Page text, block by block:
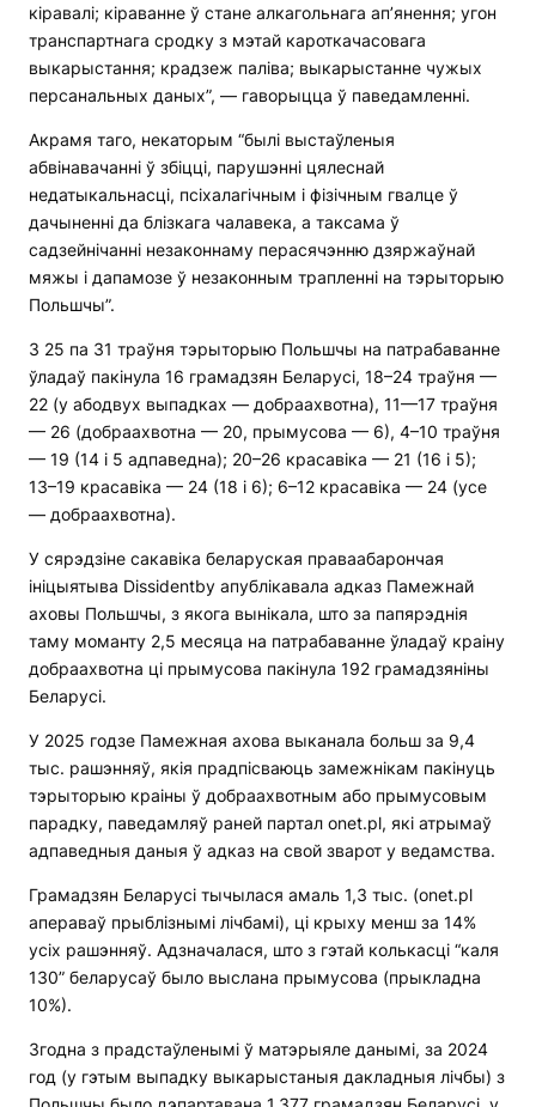
кіравалі; кіраванне ў стане алкагольнага ап’янення; угон
транспартнага сродку з мэтай кароткачасовага
выкарыстання; крадзеж паліва; выкарыстанне чужых
персанальных даных”, — гаворыцца ў паведамленні.
Акрамя таго, некаторым “былі выстаўленыя
абвінавачанні ў збіцці, парушэнні цялеснай
недатыкальнасці, псіхалагічным і фізічным гвалце ў
дачыненні да блізкага чалавека, а таксама ў
садзейнічанні незаконнаму перасячэнню дзяржаўнай
мяжы і дапамозе ў незаконным трапленні на тэрыторыю
Польшчы”.
З 25 па 31 траўня тэрыторыю Польшчы на патрабаванне
ўладаў пакінула 16 грамадзян Беларусі, 18–24 траўня —
22 (у абодвух выпадках — добраахвотна), 11—17 траўня
— 26 (добраахвотна — 20, прымусова — 6), 4–10 траўня
— 19 (14 і 5 адпаведна); 20–26 красавіка — 21 (16 і 5);
13–19 красавіка — 24 (18 і 6); 6–12 красавіка — 24 (усе
— добраахвотна).
У сярэдзіне сакавіка беларуская праваабарончая
ініцыятыва Dissidentby апублікавала адказ Памежнай
аховы Польшчы, з якога вынікала, што за папярэднія
таму моманту 2,5 месяца на патрабаванне ўладаў краіну
добраахвотна ці прымусова пакінула 192 грамадзяніны
Беларусі.
У 2025 годзе Памежная ахова выканала больш за 9,4
тыс. рашэнняў, якія прадпісваюць замежнікам пакінуць
тэрыторыю краіны ў добраахвотным або прымусовым
парадку, паведамляў раней партал onet.pl, які атрымаў
адпаведныя даныя ў адказ на свой зварот у ведамства.
Грамадзян Беларусі тычылася амаль 1,3 тыс. (onet.pl
апераваў прыблізнымі лічбамі), ці крыху менш за 14%
усіх рашэнняў. Адзначалася, што з гэтай колькасці “каля
130” беларусаў было выслана прымусова (прыкладна
10%).
Згодна з прадстаўленымі ў матэрыяле данымі, за 2024
год (у гэтым выпадку выкарыстаныя дакладныя лічбы) з